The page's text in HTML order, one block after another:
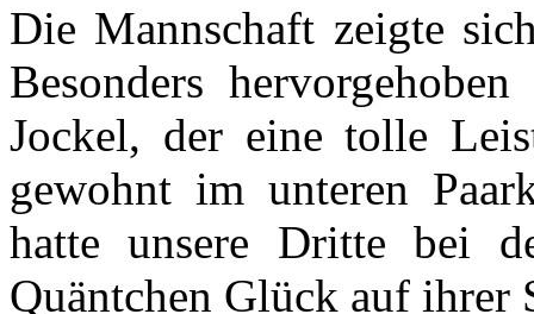
Die Mannschaft zeigte
Besonders
Jockel, der eine tolle
gewohnt im unteren
hatte unsere Dritte bei
Quäntchen Glück auf ihrer